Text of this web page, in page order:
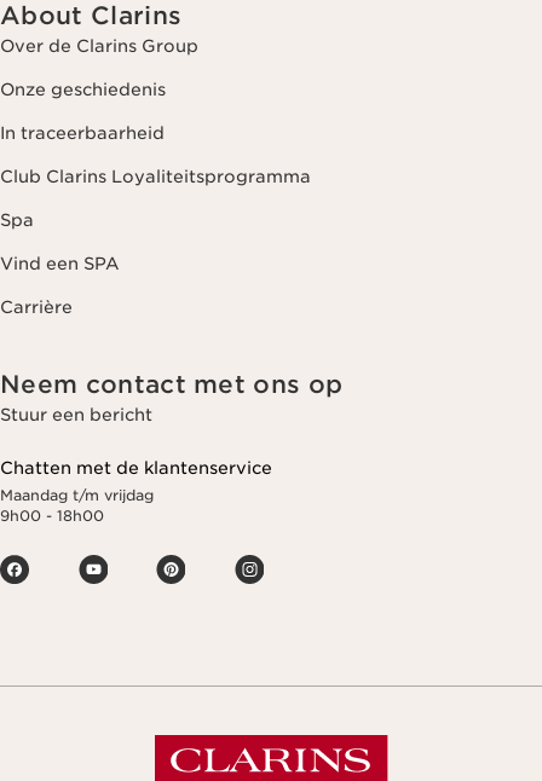
About Clarins
Over de Clarins Group
Onze geschiedenis
In traceerbaarheid
Club Clarins Loyaliteitsprogramma
Spa
Vind een SPA
Carrière
Neem contact met ons op
Stuur een bericht
Chatten met de klantenservice
Maandag t/m vrijdag
9h00 - 18h00